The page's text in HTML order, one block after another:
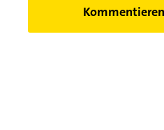
Kommentieren